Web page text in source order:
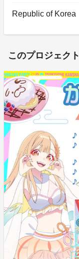
Republic of Korea
このプロジェク